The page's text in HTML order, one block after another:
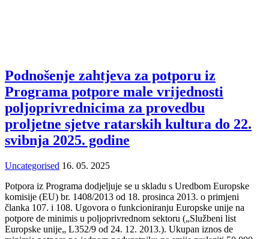
Podnošenje zahtjeva za potporu iz
Programa potpore male vrijednosti
poljoprivrednicima za provedbu
proljetne sjetve ratarskih kultura do 22.
svibnja 2025. godine
Uncategorised 16. 05. 2025
Potpora iz Programa dodjeljuje se u skladu s Uredbom Europske
komisije (EU) br. 1408/2013 od 18. prosinca 2013. o primjeni
članka 107. i 108. Ugovora o funkcioniranju Europske unije na
potpore de minimis u poljoprivrednom sektoru („Službeni list
Europske unije„ L352/9 od 24. 12. 2013.). Ukupan iznos de